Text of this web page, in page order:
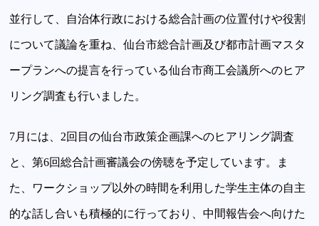
並行して、自治体行政における総合計画の位置付けや役割
について議論を重ね、仙台市総合計画及び都市計画マスタ
ープランへの提言を行っている仙台市商工会議所へのヒア
リング調査も行いました。
7月には、2回目の仙台市政策企画課へのヒアリング調査
と、第6回総合計画審議会の傍聴を予定しています。ま
た、ワークショップ以外の時間を利用した学生主体の自主
的な話し合いも積極的に行っており、中間報告会へ向けた